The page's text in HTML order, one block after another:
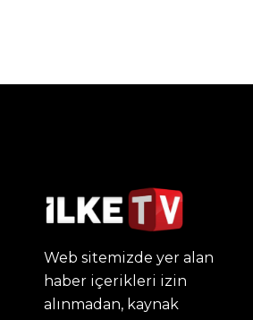
Web sitemizde yer alan
haber içerikleri izin
alınmadan, kaynak